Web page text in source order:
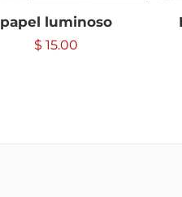
papel luminoso
$ 15.00